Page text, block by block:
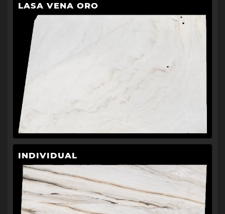
LASA VENA ORO
INDIVIDUAL